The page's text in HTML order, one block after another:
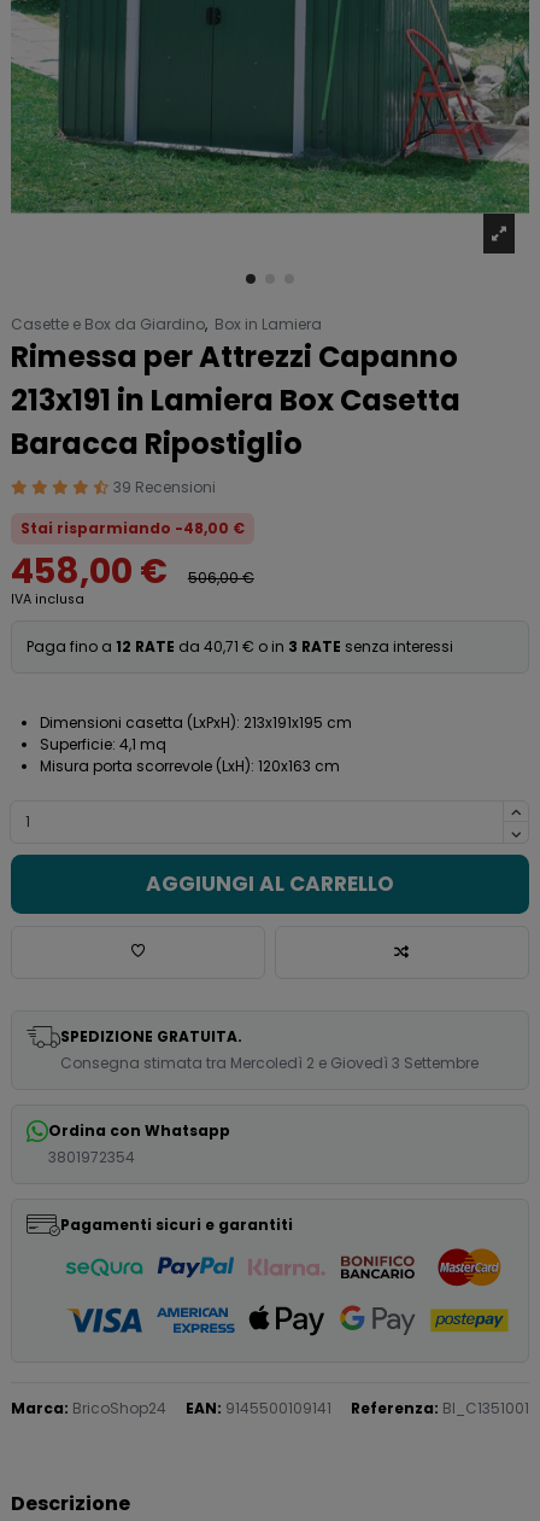
Casette e Box da Giardino, Box in Lamiera
Rimessa per Attrezzi Capanno
213x191 in Lamiera Box Casetta
Baracca Ripostiglio
39 Recensioni
Stai risparmiando -48,00 €
458,00 € 506,00 €
IVA inclusa
Paga fino a 12 RATE da 40,71 € o in 3 RATE senza interessi
Dimensioni casetta (LxPxH): 213x191x195 cm
Superficie: 4,1 mq
Misura porta scorrevole (LxH): 120x163 cm
AGGIUNGI AL CARRELLO
SPEDIZIONE GRATUITA.
Consegna stimata tra Mercoledì 2 e Giovedì 3 Settembre
Ordina con Whatsapp
3801972354
Pagamenti sicuri e garantiti
Marca: BricoShop24 EAN: 9145500109141 Referenza: BI_C1351001
Descrizione